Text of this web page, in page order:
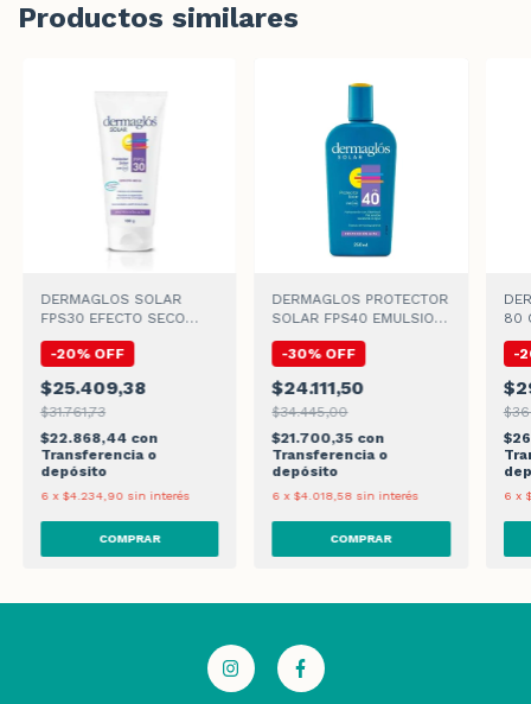
Productos similares
DERMAGLOS SOLAR
FPS30 EFECTO SECO
-20% OFF
$25.409,38
$31.761,73
$22.868,44 con
Transferencia o
depósito
6 x $4.234,90 sin interés
DERMAGLOS PROTECTOR
SOLAR FPS40 EMULSION
-30% OFF
$24.111,50
$34.445,00
$21.700,35 con
Transferencia o
depósito
6 x $4.018,58 sin interés
80
-
6 x